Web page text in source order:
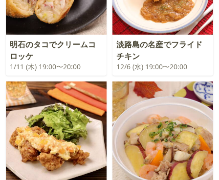
明石のタコでクリームコ
ロッケ
1/11 (木) 19:00〜20:00
淡路島の名産でフライド
チキン
12/6 (水) 19:00〜20:00